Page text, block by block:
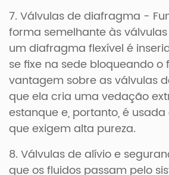
7. Válvulas de diafragma -
forma semelhante às
um diafragma flexível é
se fixe na sede bloqueando o
vantagem sobre as válvulas
que ela cria uma vedação
estanque e, portanto, é
que exigem alta pureza.
8. Válvulas de alívio e
que os fluidos passam pelo